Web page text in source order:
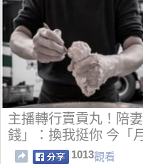
主播轉行賣貢丸！陪
錢」：換我挺你 今「
1013觀看